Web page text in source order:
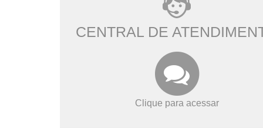
CENTRAL DE
Clique para acessar